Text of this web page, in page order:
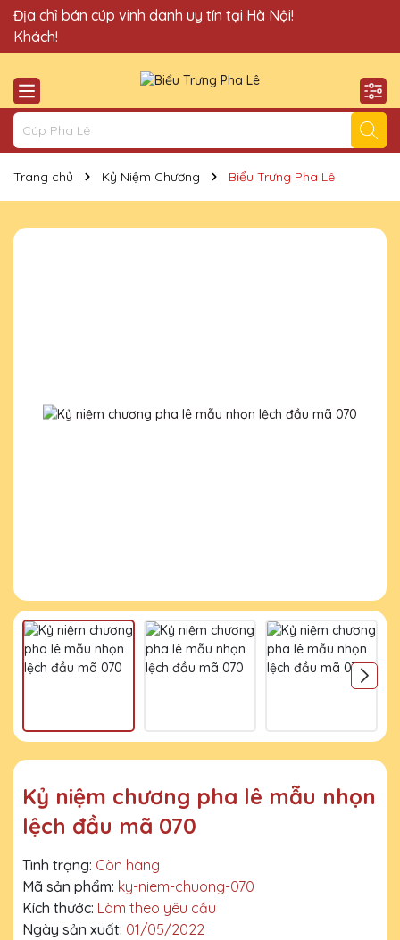
Quà Tặng Cúp Pha Lê Vinh Danh An Thảo xin chào Quý
Khách!
Địa chỉ bán cúp vinh danh uy tín tại Hà Nội!
Trang chủ Kỷ Niệm Chương Biểu Trưng Pha Lê
Kỷ niệm chương pha lê mẫu nhọn
lệch đầu mã 070
Tình trạng: Còn hàng
Mã sản phẩm: ky-niem-chuong-070
Kích thước: Làm theo yêu cầu
Ngày sản xuất: 01/05/2022